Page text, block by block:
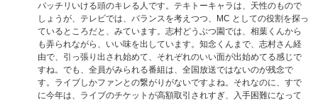
バッチリいける頭のキレる人です。テキトーキャラは、天性のもので
しょうが、テレビでは、バランスを考えつつ、MC としての役割を探っ
ているところだと、みています。志村どうぶつ園では、相葉くんから
も弄られながら、いい味を出しています。知念くんまで、志村さん経
由で、引っ張り出され始めて、それぞれのいい面が出始めてる感じで
すね。でも、全員がみられる番組は、全国放送ではないのが残念で
す。ライブしかファンとの繋がりがないですよね。それなのに、すで
に今年は、ライブのチケットが高額取引されすぎ、入手困難になって